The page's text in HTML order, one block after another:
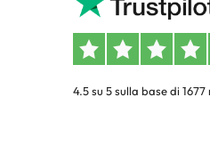
4.5 su 5 sulla base di 1677